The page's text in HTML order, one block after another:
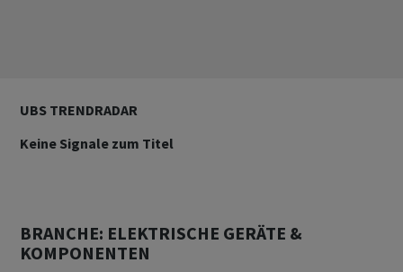
UBS TRENDRADAR
Keine Signale zum Titel
BRANCHE: ELEKTRISCHE GERÄTE &
KOMPONENTEN